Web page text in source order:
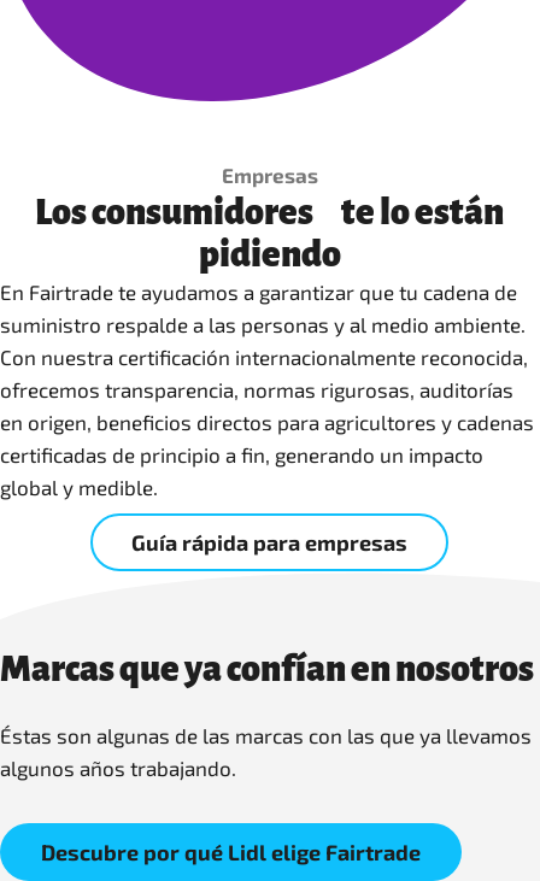
Empresas
Los consumidores te lo están
pidiendo
En Fairtrade te ayudamos a garantizar que tu cadena de
suministro respalde a las personas y al medio ambiente.
Con nuestra certificación internacionalmente reconocida,
ofrecemos transparencia, normas rigurosas, auditorías
en origen, beneficios directos para agricultores y cadenas
certificadas de principio a fin, generando un impacto
global y medible.
Guía rápida para empresas
Marcas que ya confían en nosotros
Éstas son algunas de las marcas con las que ya llevamos
algunos años trabajando.
Descubre por qué Lidl elige Fairtrade